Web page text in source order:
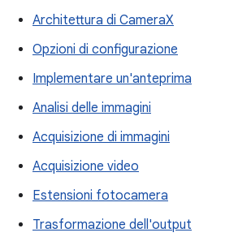
Architettura di CameraX
Opzioni di configurazione
Implementare un'anteprima
Analisi delle immagini
Acquisizione di immagini
Acquisizione video
Estensioni fotocamera
Trasformazione dell'output